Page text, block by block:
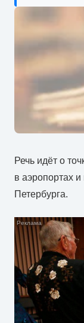
Речь идёт о
в аэропортах
Петербурга.